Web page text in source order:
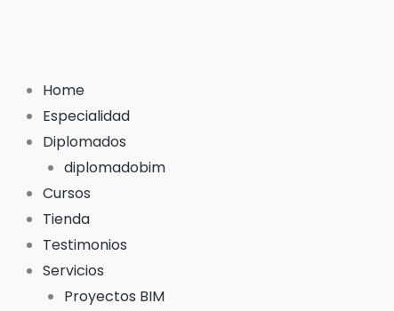
Home
Especialidad
Diplomados
diplomadobim
Cursos
Tienda
Testimonios
Servicios
Proyectos BIM